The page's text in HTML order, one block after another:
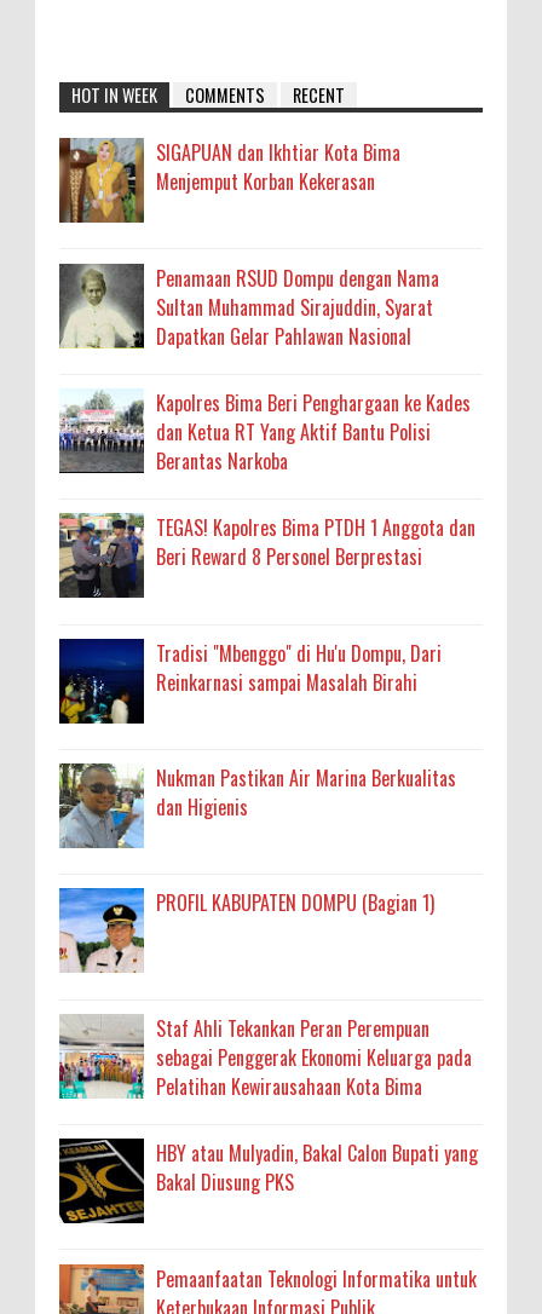
HOT IN WEEK COMMENTS RECENT
SIGAPUAN dan Ikhtiar Kota Bima
Menjemput Korban Kekerasan
Penamaan RSUD Dompu dengan Nama
Sultan Muhammad Sirajuddin, Syarat
Dapatkan Gelar Pahlawan Nasional
Kapolres Bima Beri Penghargaan ke Kades
dan Ketua RT Yang Aktif Bantu Polisi
Berantas Narkoba
TEGAS! Kapolres Bima PTDH 1 Anggota dan
Beri Reward 8 Personel Berprestasi
Tradisi "Mbenggo" di Hu'u Dompu, Dari
Reinkarnasi sampai Masalah Birahi
Nukman Pastikan Air Marina Berkualitas
dan Higienis
PROFIL KABUPATEN DOMPU (Bagian 1)
Staf Ahli Tekankan Peran Perempuan
sebagai Penggerak Ekonomi Keluarga pada
Pelatihan Kewirausahaan Kota Bima
HBY atau Mulyadin, Bakal Calon Bupati yang
Bakal Diusung PKS
Pemaanfaatan Teknologi Informatika untuk
Keterbukaan Informasi Publik